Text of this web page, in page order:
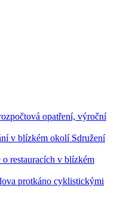
opatření, výroční
v blízkém okolí Sdružení
o restauracích v blízkém
protkáno cyklistickými